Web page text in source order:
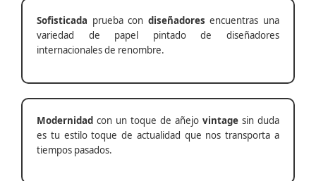
Sofisticada prueba con diseñadores encuentras una
variedad de papel pintado de diseñadores
internacionales de renombre.
Modernidad con un toque de añejo vintage sin duda
es tu estilo toque de actualidad que nos transporta a
tiempos pasados.